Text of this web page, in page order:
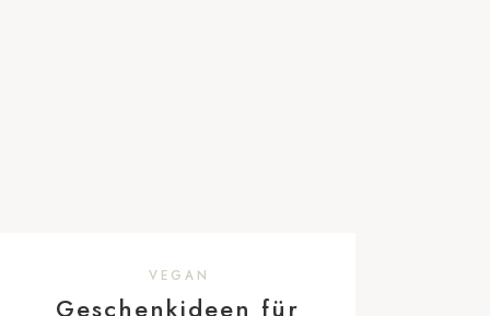
VEGAN
Geschenkideen für